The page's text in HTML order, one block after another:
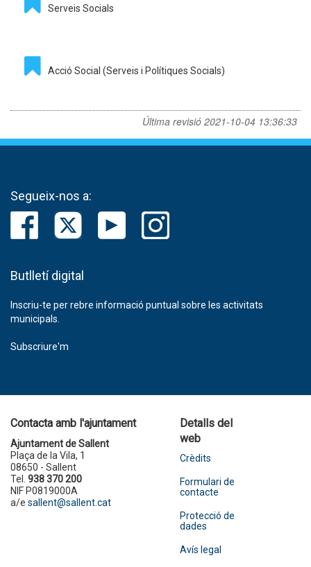
Serveis Socials
Acció Social (Serveis i Polítiques Socials)
Última revisió 2021-10-04 13:36:33
Segueix-nos a:
Butlletí digital
Inscriu-te per rebre informació puntual sobre les activitats
municipals.
Subscriure'm
Contacta amb l'ajuntament
Ajuntament de Sallent
Plaça de la Vila, 1
08650 - Sallent
Tel. 938 370 200
NIF P0819000A
a/e sallent@sallent.cat
Detalls del
web
Crèdits
Formulari de
contacte
Protecció de
dades
Avís legal